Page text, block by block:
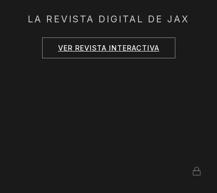
LA REVISTA DIGITAL DE JAX
VER REVISTA INTERACTIVA